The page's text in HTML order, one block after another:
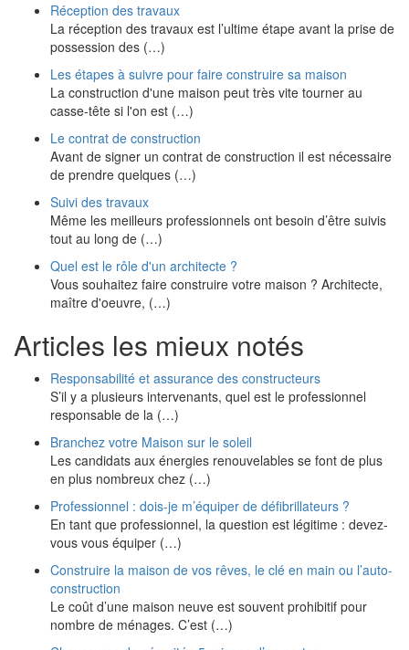
Réception des travaux
La réception des travaux est l’ultime étape avant la prise de
possession des (…)
Les étapes à suivre pour faire construire sa maison
La construction d'une maison peut très vite tourner au
casse-tête si l'on est (…)
Le contrat de construction
Avant de signer un contrat de construction il est nécessaire
de prendre quelques (…)
Suivi des travaux
Même les meilleurs professionnels ont besoin d’être suivis
tout au long de (…)
Quel est le rôle d'un architecte ?
Vous souhaitez faire construire votre maison ? Architecte,
maître d'oeuvre, (…)
Articles les mieux notés
Responsabilité et assurance des constructeurs
S’il y a plusieurs intervenants, quel est le professionnel
responsable de la (…)
Branchez votre Maison sur le soleil
Les candidats aux énergies renouvelables se font de plus
en plus nombreux chez (…)
Professionnel : dois-je m’équiper de défibrillateurs ?
En tant que professionnel, la question est légitime : devez-
vous vous équiper (…)
Construire la maison de vos rêves, le clé en main ou l’auto-
construction
Le coût d’une maison neuve est souvent prohibitif pour
nombre de ménages. C’est (…)